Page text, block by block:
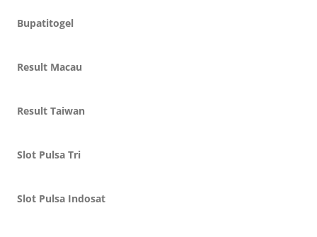
Bupatitogel
Result Macau
Result Taiwan
Slot Pulsa Tri
Slot Pulsa Indosat